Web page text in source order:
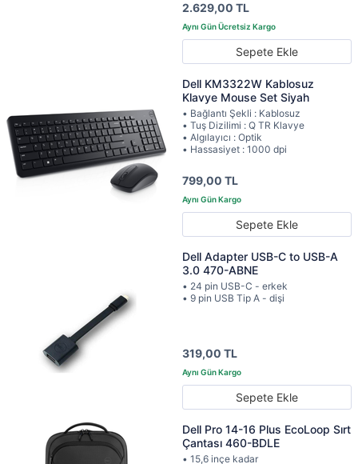
2.629,00 TL
Sepete Ekle
Dell KM3322W Kablosuz
Klavye Mouse Set Siyah
• Bağlantı Şekli : Kablosuz
• Tuş Dizilimi : Q TR Klavye
• Algılayıcı : Optik
• Hassasiyet : 1000 dpi
799,00 TL
Sepete Ekle
Dell Adapter USB-C to USB-A
3.0 470-ABNE
• 24 pin USB-C - erkek
• 9 pin USB Tip A - dişi
319,00 TL
Sepete Ekle
Dell Pro 14-16 Plus EcoLoop Sırt
Çantası 460-BDLE
• 15,6 inçe kadar